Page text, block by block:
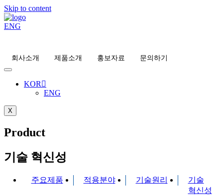
Skip to content
ENG
회사소개 제품소개 홍보자료 문의하기
KOR
ENG
X
Product
기술 혁신성
주요제품 적용분야 기술원리
기술
혁신성